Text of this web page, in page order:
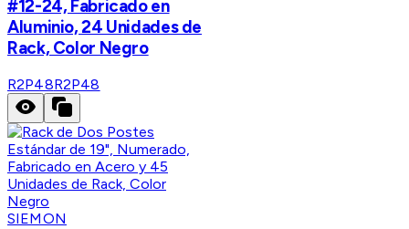
#12-24, Fabricado en
Aluminio, 24 Unidades de
Rack, Color Negro
R2P48R2P48
SIEMON